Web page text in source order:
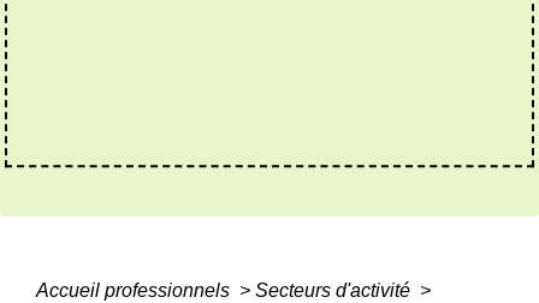
Accueil professionnels > Secteurs d'activité >